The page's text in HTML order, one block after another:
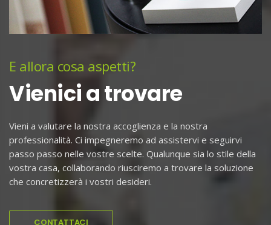
E allora cosa aspetti?
Vienici a trovare
Vieni a valutare la nostra accoglienza e la nostra
professionalità. Ci impegneremo ad assistervi e seguirvi
passo passo nelle vostre scelte. Qualunque sia lo stile della
vostra casa, collaborando riusciremo a trovare la soluzione
che concretizzerà i vostri desideri.
CONTATTACI